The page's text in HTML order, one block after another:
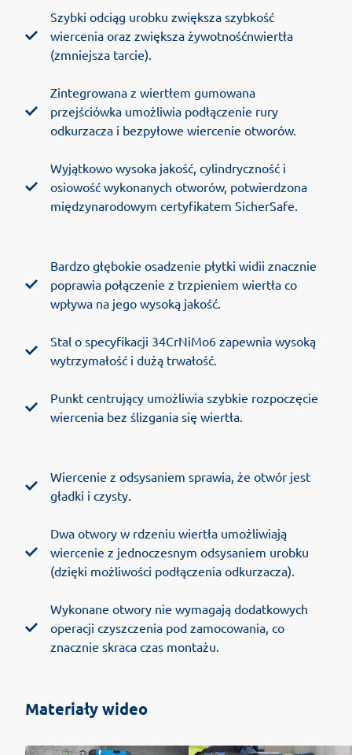
Szybki odciąg urobku zwiększa szybkość
wiercenia oraz zwiększa żywotnośćnwiertła
(zmniejsza tarcie).
Zintegrowana z wiertłem gumowana
przejściówka umożliwia podłączenie rury
odkurzacza i bezpyłowe wiercenie otworów.
Wyjątkowo wysoka jakość, cylindryczność i
osiowość wykonanych otworów, potwierdzona
międzynarodowym certyfikatem SicherSafe.
Bardzo głębokie osadzenie płytki widii znacznie
poprawia połączenie z trzpieniem wiertła co
wpływa na jego wysoką jakość.
Stal o specyfikacji 34CrNiMo6 zapewnia wysoką
wytrzymałość i dużą trwałość.
Punkt centrujący umożliwia szybkie rozpoczęcie
wiercenia bez ślizgania się wiertła.
Wiercenie z odsysaniem sprawia, że otwór jest
gładki i czysty.
Dwa otwory w rdzeniu wiertła umożliwiają
wiercenie z jednoczesnym odsysaniem urobku
(dzięki możliwości podłączenia odkurzacza).
Wykonane otwory nie wymagają dodatkowych
operacji czyszczenia pod zamocowania, co
znacznie skraca czas montażu.
Materiały wideo